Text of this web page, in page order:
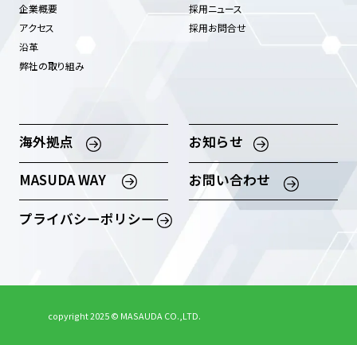
企業概要
アクセス
沿革
弊社の取り組み
採用ニュース
採用お問合せ
海外拠点
お知らせ
MASUDA WAY
お問い合わせ
プライバシーポリシー
copyright 2025 © MASAUDA CO.,LTD.